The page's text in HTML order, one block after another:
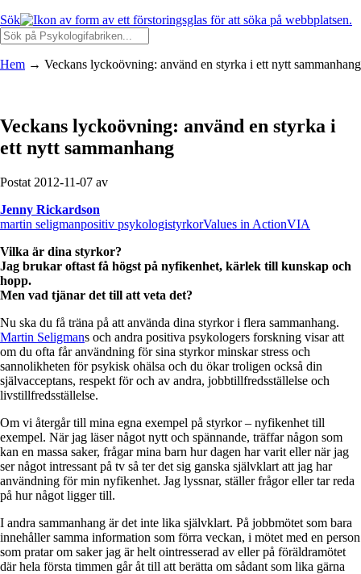
Sök
Hem → Veckans lyckoövning: använd en styrka i ett nytt sammanhang
Veckans lyckoövning: använd en styrka i
ett nytt sammanhang
Postat 2012-11-07 av
Jenny Rickardson
martin seligmanpositiv psykologistyrkorValues in ActionVIA
Vilka är dina styrkor?
Jag brukar oftast få högst på nyfikenhet, kärlek till kunskap och
hopp.
Men vad tjänar det till att veta det?
Nu ska du få träna på att använda dina styrkor i flera sammanhang.
Martin Seligmans och andra positiva psykologers forskning visar att
om du ofta får användning för sina styrkor minskar stress och
sannolikheten för psykisk ohälsa och du ökar troligen också din
självacceptans, respekt för och av andra, jobbtillfredsställelse och
livstillfredsställelse.
Om vi återgår till mina egna exempel på styrkor – nyfikenhet till
exempel. När jag läser något nytt och spännande, träffar någon som
kan en massa saker, frågar mina barn hur dagen har varit eller när jag
ser något intressant på tv så ter det sig ganska självklart att jag har
användning för min nyfikenhet. Jag lyssnar, ställer frågor eller tar reda
på hur något ligger till.
I andra sammanhang är det inte lika självklart. På jobbmötet som bara
innehåller samma information som förra veckan, i mötet med en person
som pratar om saker jag är helt ointresserad av eller på föräldramötet
där hela första timmen går åt till att berätta om sådant som lika gärna